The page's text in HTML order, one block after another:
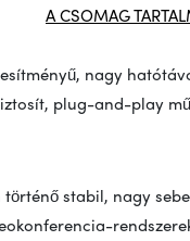
A CSOMAG
nagy
plug-and-play
stabil, nagy